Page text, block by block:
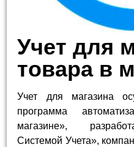
Учет для
товара в
Учет для магазина
программа
магазине»,
Системой Учета»,